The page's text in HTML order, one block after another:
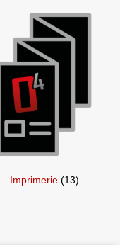
Imprimerie (13)